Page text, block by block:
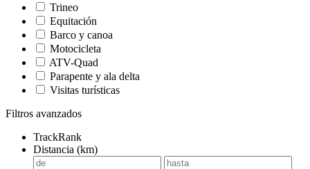
Trineo
Equitación
Barco y canoa
Motocicleta
ATV-Quad
Parapente y ala delta
Visitas turísticas
Filtros avanzados
TrackRank
Distancia (km)